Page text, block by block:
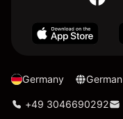
Germany German
+49 3046690292